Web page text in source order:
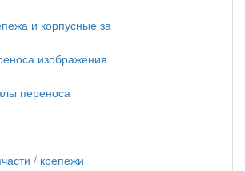
и корпусные за
изображения
переноса
/ крепежи